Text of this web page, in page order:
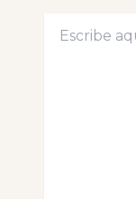
aquí...